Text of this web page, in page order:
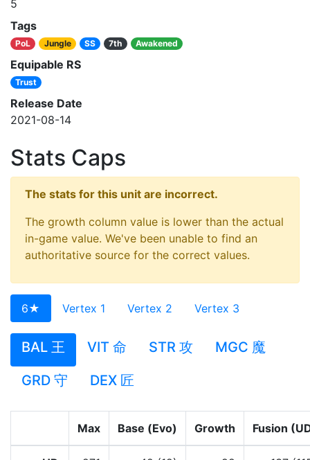
5
Tags
PoL Jungle SS 7th Awakened
Equipable RS
Trust
Release Date
2021-08-14
Stats Caps
The stats for this unit are incorrect.
The growth column value is lower than the actual
in-game value. We've been unable to find an
authoritative source for the correct values.
6★ Vertex 1 Vertex 2 Vertex 3
BAL 王 VIT 命 STR 攻
MGC 魔
GRD 守
DEX 匠
Max Base (Evo) Growth Fusion